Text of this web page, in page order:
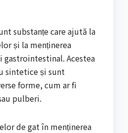
substanțe care ajută la
și la menținerea
Acestea
sintetice și sunt
forme, cum ar fi
pulberi.
de gat în menținerea